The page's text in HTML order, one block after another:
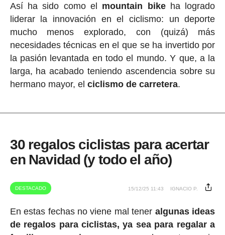
Así ha sido como el mountain bikeha logrado
liderar la innovación en el ciclismo: un deporte
mucho menos explorado, con (quizá) más
necesidades técnicas en el que se ha invertido por
la pasión levantada en todo el mundo. Y que, a la
larga, ha acabado teniendo ascendencia sobre su
hermano mayor, el ciclismo de carretera.
30 regalos ciclistas para acertar
en Navidad (y todo el año)
DESTACADO 15/12/25 11:43 IGNACIO P.
En estas fechas no viene mal tener algunas ideas
de regalos para ciclistas, ya sea para regalar a